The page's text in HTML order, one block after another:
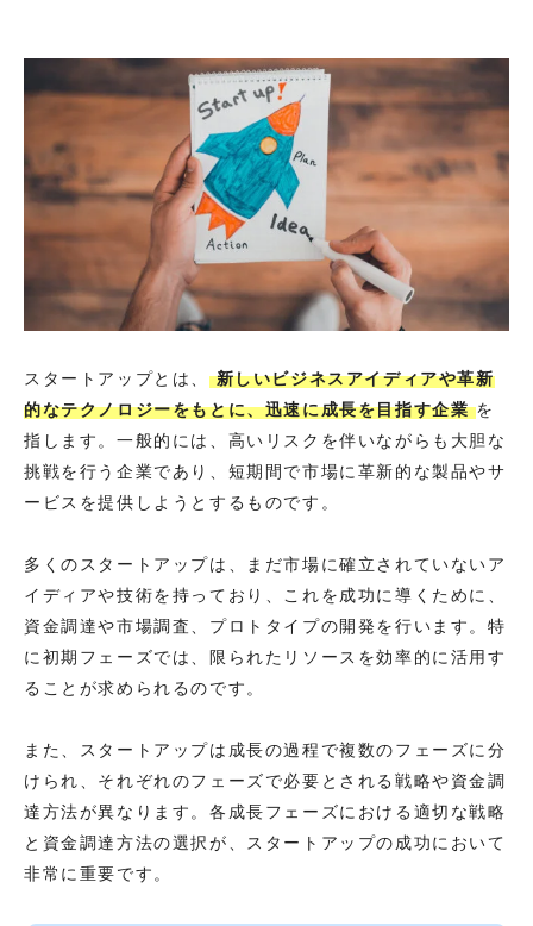
スタートアップとは、 新しいビジネスアイディアや革新
的なテクノロジーをもとに、迅速に成長を目指す企業を
指します。一般的には、高いリスクを伴いながらも大胆な
挑戦を行う企業であり、短期間で市場に革新的な製品やサ
ービスを提供しようとするものです。
多くのスタートアップは、まだ市場に確立されていないア
イディアや技術を持っており、これを成功に導くために、
資金調達や市場調査、プロトタイプの開発を行います。特
に初期フェーズでは、限られたリソースを効率的に活用す
ることが求められるのです。
また、スタートアップは成長の過程で複数のフェーズに分
けられ、それぞれのフェーズで必要とされる戦略や資金調
達方法が異なります。各成長フェーズにおける適切な戦略
と資金調達方法の選択が、スタートアップの成功において
非常に重要です。